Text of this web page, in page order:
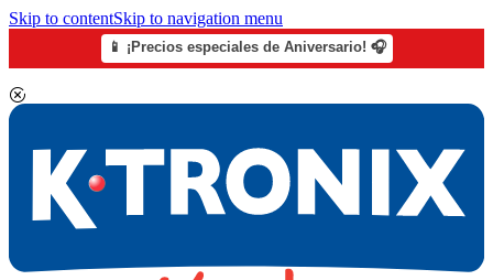
Skip to contentSkip to navigation menu
📱 ¡Precios especiales de Aniversario! 🎧